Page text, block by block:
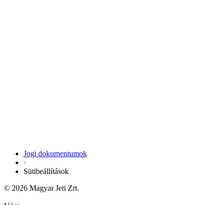
Jogi dokumentumok
·
Sütibeállítások
© 2026 Magyar Jeti Zrt.